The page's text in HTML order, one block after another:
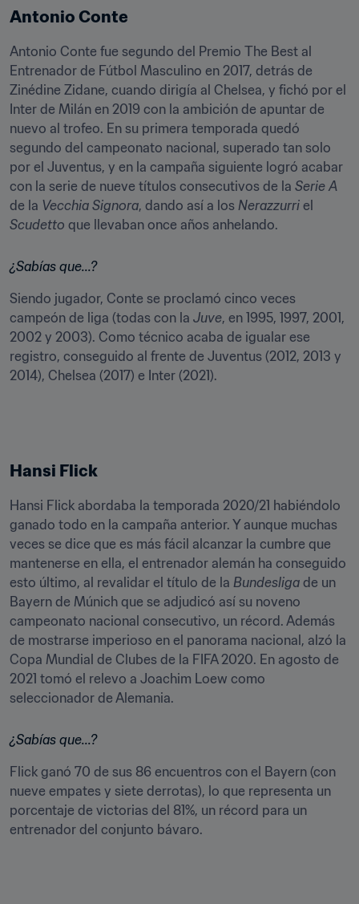
Antonio Conte
Antonio Conte fue segundo del Premio The Best al
Entrenador de Fútbol Masculino en 2017, detrás de
Zinédine Zidane, cuando dirigía al Chelsea, y fichó por el
Inter de Milán en 2019 con la ambición de apuntar de
nuevo al trofeo. En su primera temporada quedó
segundo del campeonato nacional, superado tan solo
por el Juventus, y en la campaña siguiente logró acabar
con la serie de nueve títulos consecutivos de la Serie A
de la Vecchia Signora, dando así a los Nerazzurri
Scudetto que llevaban once años anhelando.
¿Sabías que...?
Siendo jugador, Conte se proclamó cinco veces
campeón de liga (todas con la Juve, en 1995, 1997, 2001,
2002 y 2003). Como técnico acaba de igualar ese
registro, conseguido al frente de Juventus (2012, 2013 y
2014), Chelsea (2017) e Inter (2021).
Hansi Flick
Hansi Flick abordaba la temporada 2020/21 habiéndolo
ganado todo en la campaña anterior. Y aunque muchas
veces se dice que es más fácil alcanzar la cumbre que
mantenerse en ella, el entrenador alemán ha conseguido
esto último, al revalidar el título de la Bundesliga de un
Bayern de Múnich que se adjudicó así su noveno
campeonato nacional consecutivo, un récord. Además
de mostrarse imperioso en el panorama nacional, alzó la
Copa Mundial de Clubes de la FIFA 2020. En agosto de
2021 tomó el relevo a Joachim Loew como
seleccionador de Alemania.
¿Sabías que...?
Flick ganó 70 de sus 86 encuentros con el Bayern (con
nueve empates y siete derrotas), lo que representa un
porcentaje de victorias del 81%, un récord para un
entrenador del conjunto bávaro.